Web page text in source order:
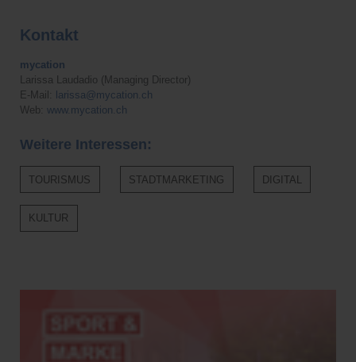
Kontakt
mycation
Larissa Laudadio (Managing Director)
E-Mail:
larissa@mycation.ch
Web: www.mycation.ch
Weitere Interessen:
TOURISMUS STADTMARKETING DIGITAL
KULTUR